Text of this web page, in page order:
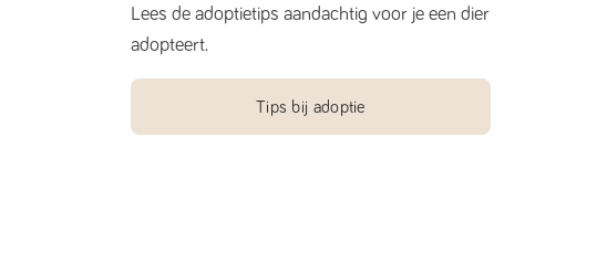
Lees de adoptietips aandachtig voor je een dier
adopteert.
Tips bij adoptie